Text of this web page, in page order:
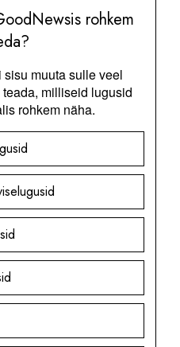
rohkem
muuta sulle veel
milliseid lugusid
rohkem näha.